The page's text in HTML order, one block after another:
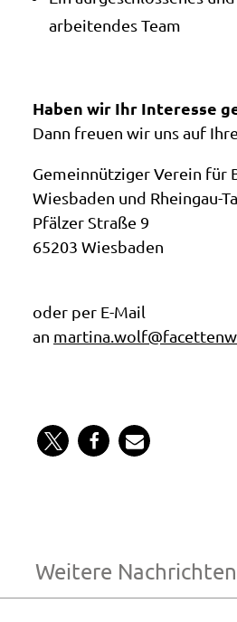
arbeitendes Team
Haben wir Ihr Interesse
Dann freuen wir uns auf
Gemeinnütziger Verein für
Wiesbaden und Rheingau-
Pfälzer Straße 9
65203 Wiesbaden
oder per E-Mail
an
Weitere